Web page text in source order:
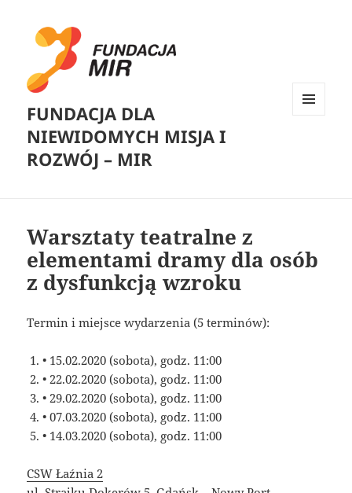
FUNDACJA DLA
NIEWIDOMYCH MISJA I
ROZWÓJ – MIR
Warsztaty teatralne z
elementami dramy dla osób
z dysfunkcją wzroku
Termin i miejsce wydarzenia (5 terminów):
• 15.02.2020 (sobota), godz. 11:00
• 22.02.2020 (sobota), godz. 11:00
• 29.02.2020 (sobota), godz. 11:00
• 07.03.2020 (sobota), godz. 11:00
• 14.03.2020 (sobota), godz. 11:00
CSW Łaźnia 2